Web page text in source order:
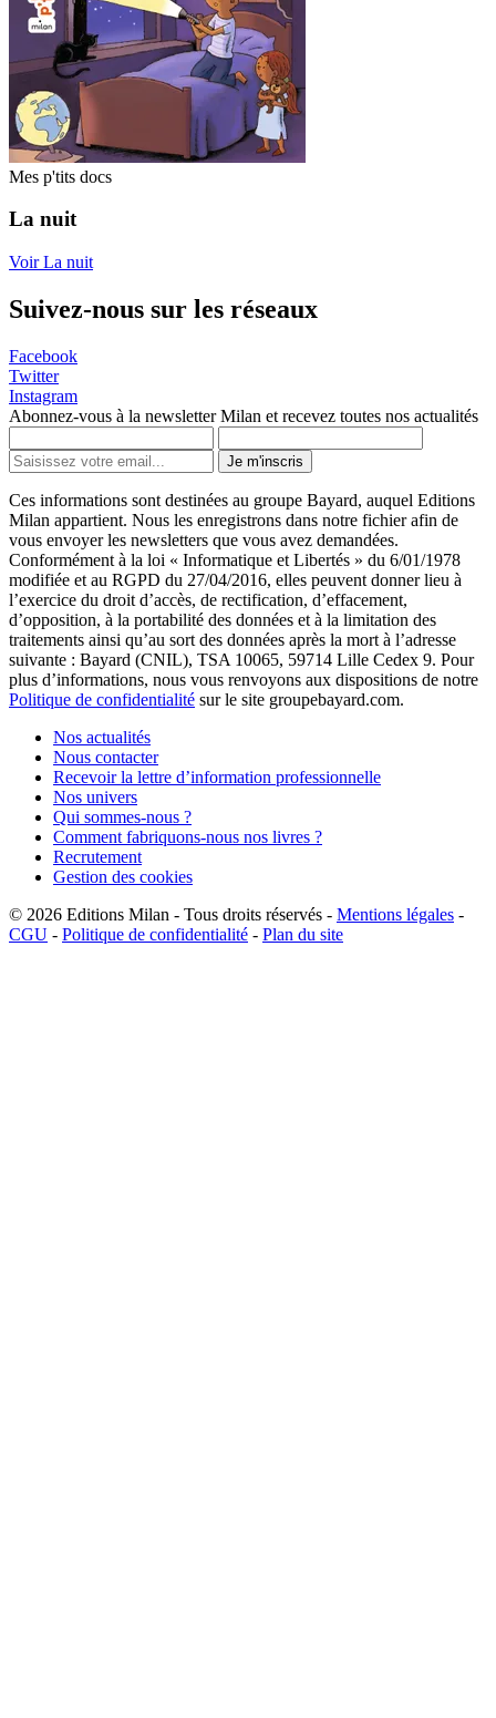
Mes p'tits docs
La nuit
Voir La nuit
Suivez-nous sur les réseaux
Facebook
Twitter
Instagram
Abonnez-vous à la newsletter Milan et recevez toutes nos actualités
Je m'inscris
Ces informations sont destinées au groupe Bayard, auquel Editions
Milan appartient. Nous les enregistrons dans notre fichier afin de
vous envoyer les newsletters que vous avez demandées.
Conformément à la loi « Informatique et Libertés » du 6/01/1978
modifiée et au RGPD du 27/04/2016, elles peuvent donner lieu à
l’exercice du droit d’accès, de rectification, d’effacement,
d’opposition, à la portabilité des données et à la limitation des
traitements ainsi qu’au sort des données après la mort à l’adresse
suivante : Bayard (CNIL), TSA 10065, 59714 Lille Cedex 9. Pour
plus d’informations, nous vous renvoyons aux dispositions de notre
Politique de confidentialité sur le site groupebayard.com.
Nos actualités
Nous contacter
Recevoir la lettre d’information professionnelle
Nos univers
Qui sommes-nous ?
Comment fabriquons-nous nos livres ?
Recrutement
Gestion des cookies
© 2026 Editions Milan - Tous droits réservés - Mentions légales -
CGU - Politique de confidentialité - Plan du site